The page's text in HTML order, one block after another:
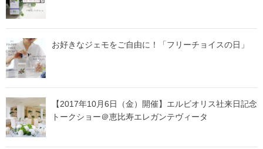
お好きなジェモをご自由に！「フリーチョイスの日」
【2017年10月6日（金）開催】エルビオリス社来日記念
トークショー＠恵比寿エレガンテヴィータ